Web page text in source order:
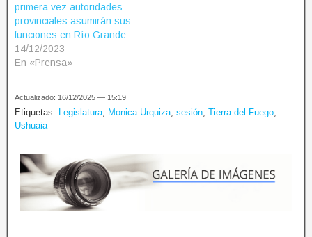
primera vez autoridades
provinciales asumirán sus
funciones en Río Grande
14/12/2023
En «Prensa»
Actualizado: 16/12/2025 — 15:19
Etiquetas: Legislatura, Monica Urquiza, sesión, Tierra del Fuego,
Ushuaia